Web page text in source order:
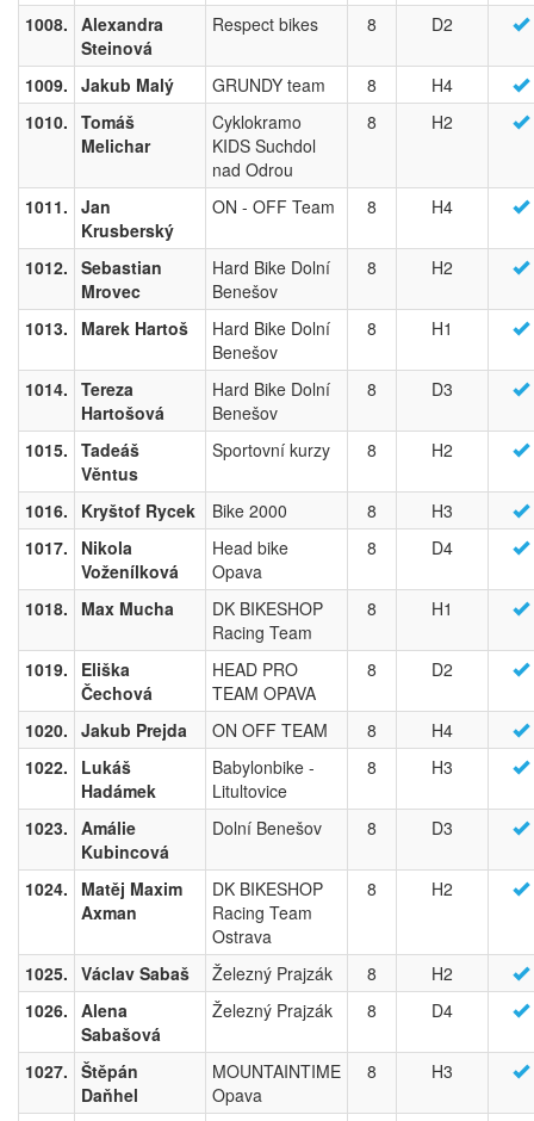
1008. Alexandra
Steinová
Respect bikes 8 D2
1009. Jakub Malý GRUNDY team 8
H4
1010. Tomáš
Melichar
Cyklokramo
KIDS Suchdol
nad Odrou
8 H2
1011. Jan
Krusberský
ON - OFF Team 8 H4
1012. Sebastian
Mrovec
Hard Bike Dolní
Benešov
8 H2
1013. Marek Hartoš
Hard Bike Dolní
Benešov
8 H1
1014. Tereza
Hartošová
Hard Bike Dolní
Benešov
8 D3
1015. Tadeáš
Věntus
Sportovní kurzy 8 H2
1016. Kryštof Rycek Bike 2000 8
H3
1017.
Nikola
Voženílková
Head bike
Opava
8 D4
1018. Max Mucha
DK BIKESHOP
Racing Team
8 H1
1019.
Eliška
Čechová
HEAD PRO
TEAM OPAVA
8 D2
1020. Jakub Prejda ON OFF TEAM 8
H4
1022.
Lukáš
Hadámek
Babylonbike -
Litultovice
8 H3
1023. Amálie
Kubincová
Dolní Benešov 8 D3
1024.
Matěj Maxim
Axman
DK BIKESHOP
Racing Team
Ostrava
8 H2
1025. Václav Sabaš Železný Prajzák 8
H2
1026. Alena
Sabašová
Železný Prajzák 8 D4
1027. Štěpán
Daňhel
MOUNTAINTIME
Opava
8 H3